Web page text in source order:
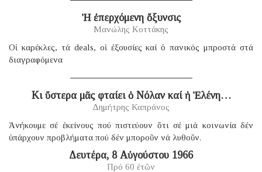
Ἡ ἐπερχόμενη ὄξυνσις
Μανώλης Κοττάκης
Οἱ καρέκλες, τά deals, οἱ ἐξουσίες καί ὁ πανικός μπροστά στά
διαγραφόμενα
Κι ὕστερα μᾶς φταίει ὁ Νόλαν καί ἡ Ἑλένη…
Δημήτρης Καπράνος
Ἀνήκουμε σέ ἐκείνους πού πιστεύουν ὅτι σέ μιά κοινωνία δέν
ὑπάρχουν προβλήματα πού δέν μποροῦν νά λυθοῦν.
Δευτέρα, 8 Αὐγούστου 1966
Πρό 60 ἐτῶν